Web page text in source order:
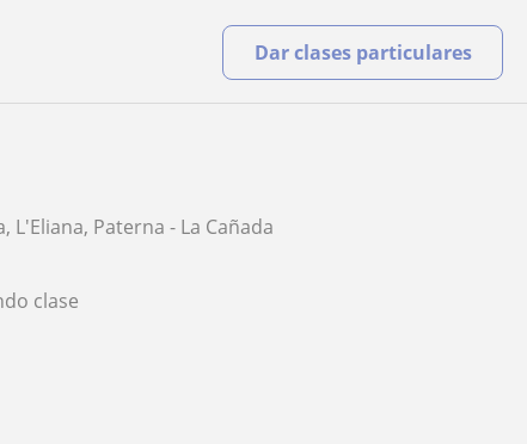
Dar clases particulares
L'Eliana, Paterna - La Cañada
clase